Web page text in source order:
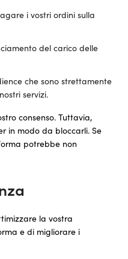
i vostri ordini sulla
del carico delle
che sono strettamente
servizi.
consenso. Tuttavia,
in modo da bloccarli. Se
potrebbe non
la vostra
e di migliorare i